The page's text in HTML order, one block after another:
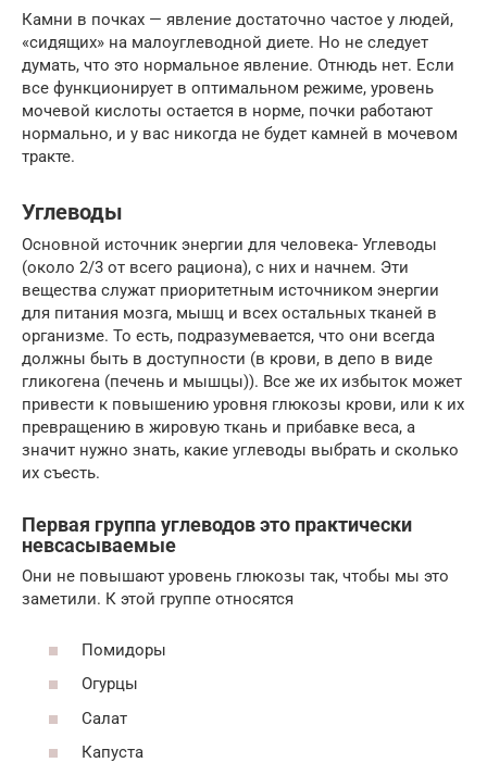
Камни в почках — явление достаточно частое у людей,
«сидящих» на малоуглеводной диете. Но не следует
думать, что это нормальное явление. Отнюдь нет. Если
все функционирует в оптимальном режиме, уровень
мочевой кислоты остается в норме, почки работают
нормально, и у вас никогда не будет камней в мочевом
тракте.
Углеводы
Основной источник энергии для человека- Углеводы
(около 2/3 от всего рациона), с них и начнем. Эти
вещества служат приоритетным источником энергии
для питания мозга, мышц и всех остальных тканей в
организме. То есть, подразумевается, что они всегда
должны быть в доступности (в крови, в депо в виде
гликогена (печень и мышцы)). Все же их избыток может
привести к повышению уровня глюкозы крови, или к их
превращению в жировую ткань и прибавке веса, а
значит нужно знать, какие углеводы выбрать и сколько
их съесть.
Первая группа углеводов это практически
невсасываемые
Они не повышают уровень глюкозы так, чтобы мы это
заметили. К этой группе относятся
Помидоры
Огурцы
Салат
Капуста